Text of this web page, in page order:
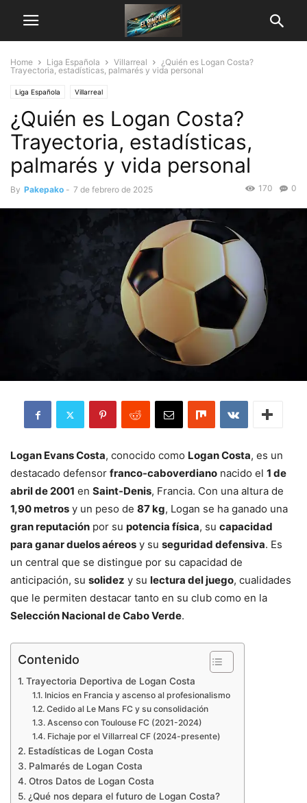
Home Liga Española Villarreal
¿Quién es Logan Costa?
Trayectoria, estadísticas, palmarés y vida personal
Liga Española Villarreal
¿Quién es Logan Costa?
Trayectoria, estadísticas,
palmarés y vida personal
By Pakepako - 7 de febrero de 2025 0
170
Logan Evans Costa, conocido como Logan Costa, es un
destacado defensor franco-caboverdiano nacido el 1 de
abril de 2001 en Saint-Denis, Francia. Con una altura de
1,90 metros y un peso de 87 kg, Logan se ha ganado una
gran reputación por su potencia física, su capacidad
para ganar duelos aéreos y su seguridad defensiva. Es
un central que se distingue por su capacidad de
anticipación, su solidez y su lectura del juego, cualidades
que le permiten destacar tanto en su club como en la
Selección Nacional de Cabo Verde.
Contenido
Trayectoria Deportiva de Logan Costa
Inicios en Francia y ascenso al profesionalismo
Cedido al Le Mans FC y su consolidación
Ascenso con Toulouse FC (2021-2024)
Fichaje por el Villarreal CF (2024-presente)
Estadísticas de Logan Costa
Palmarés de Logan Costa
Otros Datos de Logan Costa
¿Qué nos depara el futuro de Logan Costa?